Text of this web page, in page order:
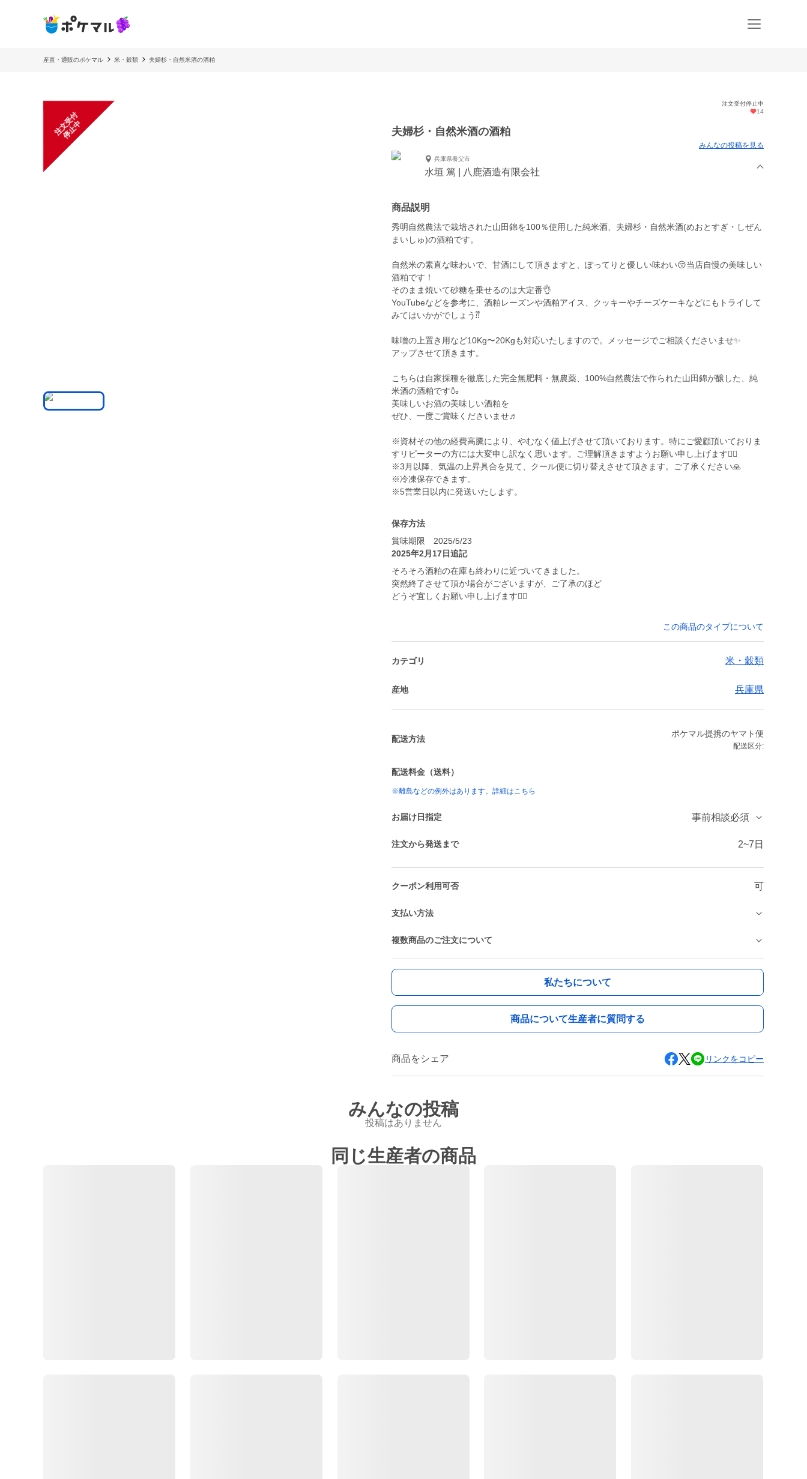
産直・通販のポケマル 米・穀類 夫婦杉・自然米酒の酒粕
注
文
受
付
停
止
中
注文受付停止中
14
夫婦杉・自然米酒の酒粕
みんなの投稿を見る
兵庫県養父市
水垣 篤 | 八鹿酒造有限会社
商品説明
秀明自然農法で栽培された山田錦を100％使用した純米酒、夫婦杉・自然米酒(めおとすぎ・しぜん
まいしゅ)の酒粕です。
自然米の素直な味わいで、甘酒にして頂きますと、ぽってりと優しい味わい😚当店自慢の美味しい
酒粕です！
そのまま焼いて砂糖を乗せるのは大定番👌
YouTubeなどを参考に、酒粕レーズンや酒粕アイス、クッキーやチーズケーキなどにもトライして
みてはいかがでしょう⁇
味噌の上置き用など10Kg〜20Kgも対応いたしますので。メッセージでご相談くださいませ✨
アップさせて頂きます。
こちらは自家採種を徹底した完全無肥料・無農薬、100%自然農法で作られた山田錦が醸した、純
米酒の酒粕です🍶
美味しいお酒の美味しい酒粕を
ぜひ、一度ご賞味くださいませ♬
※資材その他の経費高騰により、やむなく値上げさせて頂いております。特にご愛顧頂いておりま
すリピーターの方には大変申し訳なく思います。ご理解頂きますようお願い申し上げます🙇‍♀️
※3月以降、気温の上昇具合を見て、クール便に切り替えさせて頂きます。ご了承ください🙏
※冷凍保存できます。
※5営業日以内に発送いたします。
保存方法
賞味期限 2025/5/23
2025年2月17日追記
そろそろ酒粕の在庫も終わりに近づいてきました。
突然終了させて頂か場合がございますが、ご了承のほど
どうぞ宜しくお願い申し上げます🙇‍♀️
この商品のタイプについて
カテゴリ 米・穀類
産地 兵庫県
配送方法
ポケマル提携のヤマト便
配送区分:
配送料金（送料）
※離島などの例外はあります。詳細はこちら
お届け日指定 事前相談必須
注文から発送まで 2~7日
クーポン利用可否 可
支払い方法
複数商品のご注文について
私たちについて
商品について生産者に質問する
商品をシェア リンクをコピー
みんなの投稿
投稿はありません
同じ生産者の商品